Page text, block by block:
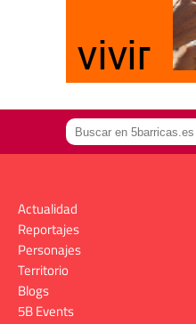
Actualidad
Reportajes
Personajes
Territorio
Blogs
5B Events